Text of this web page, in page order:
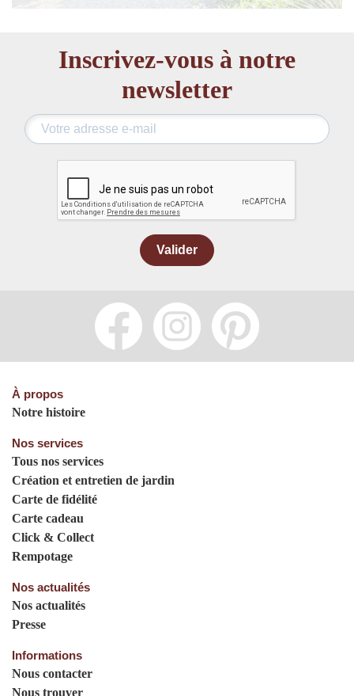
Inscrivez-vous à notre
newsletter
Valider
À propos
Notre histoire
Nos services
Tous nos services
Création et entretien de jardin
Carte de fidélité
Carte cadeau
Click & Collect
Rempotage
Nos actualités
Nos actualités
Presse
Informations
Nous contacter
Nous trouver